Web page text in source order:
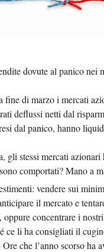
dovute al panico nei
di marzo i mercati
deflussi netti dal
dal panico, hanno
stessi mercati
comportati? Mano a
vendere sui
il mercato e
concentrare i
ce li ha consigliati il
che l’anno scorso ha